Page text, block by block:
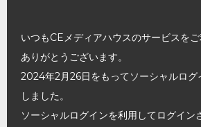
いつもCEメディアハウスのサービスを
ありがとうございます。
2024年2月26日をもってソーシャルログ
しました。
ソーシャルログインを利用してログイン